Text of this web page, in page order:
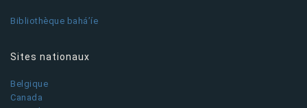
Bibliothèque bahá’íe
Sites nationaux
Belgique
Canada